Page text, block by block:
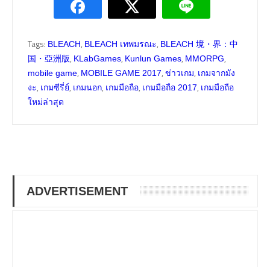
Tags: BLEACH, BLEACH เทพมรณะ, BLEACH 境・界：中
国・亞洲版, KLabGames, Kunlun Games, MMORPG,
mobile game, MOBILE GAME 2017, ข่าวเกม, เกมจากมัง
งะ, เกมซีรี่ย์, เกมนอก, เกมมือถือ, เกมมือถือ 2017, เกมมือถือ
ใหม่ล่าสุด
ADVERTISEMENT